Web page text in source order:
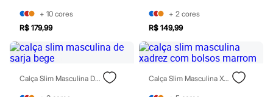
Cintas e Modeladores
Meias
Sutiãs e Tops
Moda praia
Maiôs
Saídas de praia
+ 10 cores
R$ 179,99
+ 2 cores
R$ 149,99
Calça Slim Masculina De Sarja Bege Calça Slim Masculina Xadrez Com Bolsos Marrom